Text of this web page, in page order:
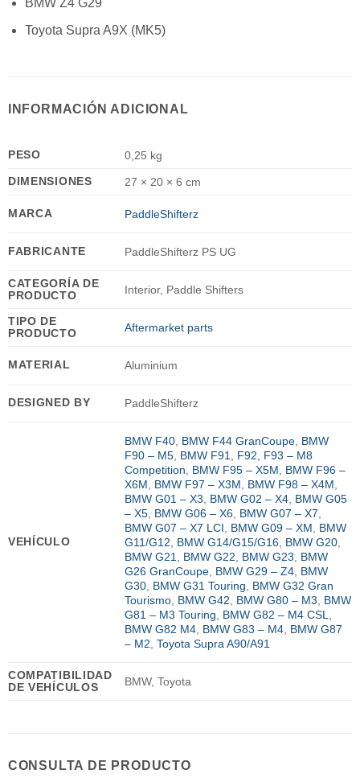
Toyota Supra A9X (MK5)
INFORMACIÓN ADICIONAL
PESO
0,25 kg
DIMENSIONES
27 × 20 × 6 cm
MARCA PaddleShifterz
FABRICANTE PaddleShifterz PS UG
CATEGORÍA DE
PRODUCTO
Interior, Paddle Shifters
TIPO DE
PRODUCTO
Aftermarket parts
MATERIAL Aluminium
DESIGNED BY PaddleShifterz
VEHÍCULO
BMW F40, BMW F44 GranCoupe, BMW
F90 – M5, BMW F91, F92, F93 – M8
Competition, BMW F95 – X5M, BMW F96 –
X6M, BMW F97 – X3M, BMW F98 – X4M,
BMW G01 – X3, BMW G02 – X4, BMW G05
– X5, BMW G06 – X6, BMW G07 – X7,
BMW G07 – X7 LCI, BMW G09 – XM, BMW
G11/G12, BMW G14/G15/G16, BMW G20,
BMW G21, BMW G22, BMW G23, BMW
G26 GranCoupe, BMW G29 – Z4, BMW
G30, BMW G31 Touring, BMW G32 Gran
Tourismo, BMW G42, BMW G80 – M3, BMW
G81 – M3 Touring, BMW G82 – M4 CSL,
BMW G82 M4, BMW G83 – M4, BMW G87
– M2, Toyota Supra A90/A91
COMPATIBILIDAD
DE VEHÍCULOS
BMW, Toyota
CONSULTA DE PRODUCTO